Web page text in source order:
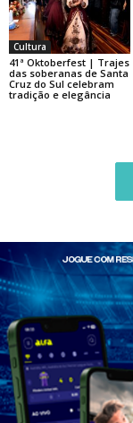
Cultura
41ª Oktoberfest | Trajes
das soberanas de Santa
Cruz do Sul celebram
tradição e elegância